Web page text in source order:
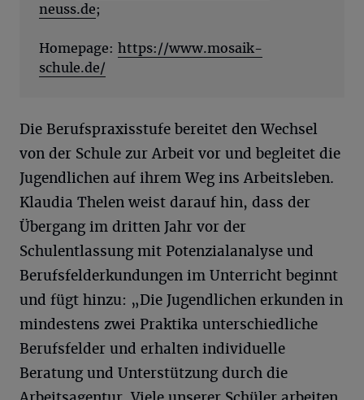
neuss.de;
Homepage: https://www.mosaik-
schule.de/
Die Berufspraxisstufe bereitet den Wechsel
von der Schule zur Arbeit vor und begleitet die
Jugendlichen auf ihrem Weg ins Arbeitsleben.
Klaudia Thelen weist darauf hin, dass der
Übergang im dritten Jahr vor der
Schulentlassung mit Potenzialanalyse und
Berufsfelderkundungen im Unterricht beginnt
und fügt hinzu: „Die Jugendlichen erkunden in
mindestens zwei Praktika unterschiedliche
Berufsfelder und erhalten individuelle
Beratung und Unterstützung durch die